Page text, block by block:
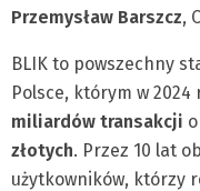
Przemysław Barszcz,
BLIK to powszechny
Polsce, którym w
miliardów transakcji
złotych. Przez 10 lat
użytkowników, którzy